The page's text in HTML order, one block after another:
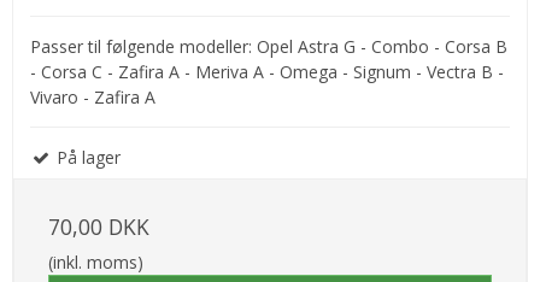
Passer til følgende modeller: Opel Astra G - Combo - Corsa B
- Corsa C - Zafira A - Meriva A - Omega - Signum - Vectra B -
Vivaro - Zafira A
På lager
70,00 DKK
(inkl. moms)